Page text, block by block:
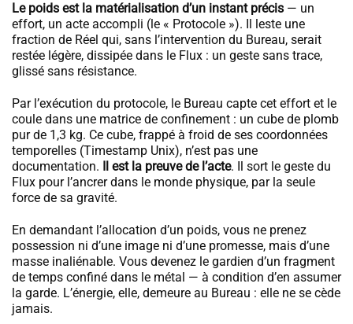
Le poids est la matérialisation d’un instant précis — un
effort, un acte accompli (le « Protocole »). Il leste une
fraction de Réel qui, sans l’intervention du Bureau, serait
restée légère, dissipée dans le Flux : un geste sans trace,
glissé sans résistance.
Par l’exécution du protocole, le Bureau capte cet effort et le
coule dans une matrice de confinement : un cube de plomb
pur de 1,3 kg. Ce cube, frappé à froid de ses coordonnées
temporelles (Timestamp Unix), n’est pas une
documentation. Il est la preuve de l’acte. Il sort le geste du
Flux pour l’ancrer dans le monde physique, par la seule
force de sa gravité.
En demandant l’allocation d’un poids, vous ne prenez
possession ni d’une image ni d’une promesse, mais d’une
masse inaliénable. Vous devenez le gardien d’un fragment
de temps confiné dans le métal — à condition d’en assumer
la garde. L’énergie, elle, demeure au Bureau : elle ne se cède
jamais.